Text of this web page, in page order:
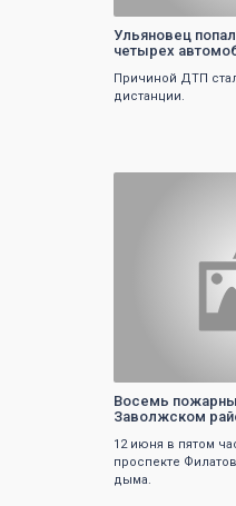
Ульяновец
четырех
Причиной ДТП
дистанции.
Восемь
Заволжском
12 июня в пятом
проспекте
дыма.